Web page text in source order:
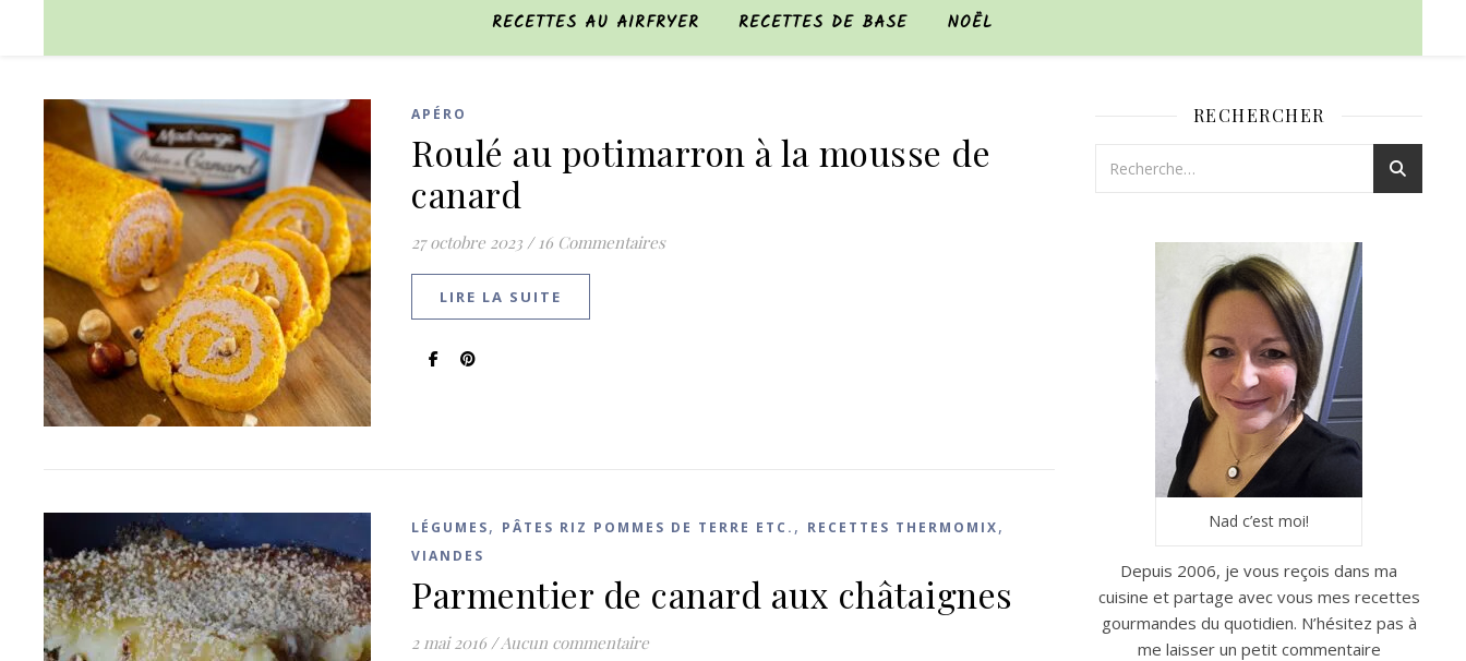
RECETTES AU AIRFRYER RECETTES DE BASE NOËL
APÉRO
Roulé au potimarron à la mousse de
canard
27 octobre 2023 / 16 Commentaires
LIRE LA SUITE
LÉGUMES, PÂTES RIZ POMMES DE TERRE ETC. , RECETTES THERMOMIX,
VIANDES
Parmentier de canard aux châtaignes
2 mai 2016 /Aucun commentaire
RECHERCHER
Nad c’est moi!
Depuis 2006, je vous reçois dans ma
cuisine et partage avec vous mes recettes
gourmandes du quotidien. N’hésitez pas à
me laisser un petit commentaire